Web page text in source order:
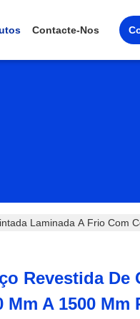
Contacte-Nos
Laminada A Frio Com
Revestida De
Mm A 1500 Mm